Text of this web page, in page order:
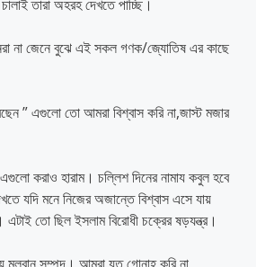
তারা অহরহ দেখতে পাচ্ছি।
না জেনে বুঝে এই সকল গণক/জ্যোতিষ এর কাছে
” এগুলো তো আমরা বিশ্বাস করি না,জাস্ট মজার
করাও হারাম। চল্লিশ দিনের নামায কবুল হবে
যদি মনে নিজের অজান্তে বিশ্বাস এসে যায়
তো ছিল ইসলাম বিরোধী চক্রের ষড়যন্ত্র।
মূলবান সম্পদ। আমরা যত গোনাহ করি না